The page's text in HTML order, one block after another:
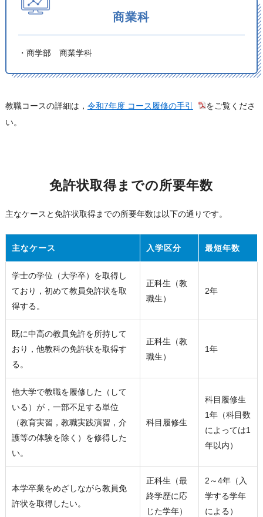
商業科
・商学部 商業学科
教職コースの詳細は， 令和7年度 コース履修の手引
をご覧くださ
い。
免許状取得までの所要年数
主なケースと免許状取得までの所要年数は以下の通りです。
主なケース 入学区分 最短年数
学士の学位（大学卒）を取得し
ており，初めて教員免許状を取
得する。
正科生（教
職生）
2年
既に中高の教員免許を所持して
おり，他教科の免許状を取得す
る。
正科生（教
職生）
1年
他大学で教職を履修した（して
いる）が，一部不足する単位
（教育実習，教職実践演習，介
護等の体験を除く）を修得した
い。
科目履修生
科目履修生
1年（科目数
によっては1
年以内）
本学卒業をめざしながら教員免
許状を取得したい。
正科生（最
終学歴に応
じた学年）
2～4年（入
学する学年
による）